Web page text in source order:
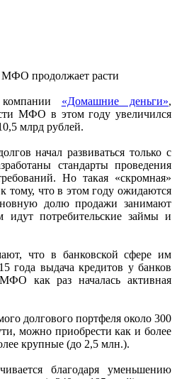
компании «Домашние деньги»,
МФО в этом году увеличился
млрд рублей.
начал развиваться только с
стандарты проведения
Но такая «скромная»
тому, что в этом году ожидаются
долю продажи занимают
идут потребительские займы и
что в банковской сфере им
года выдача кредитов у банков
как раз началась активная
долгового портфеля около 300
можно приобрести как и более
крупные (до 2,5 млн.).
благодаря уменьшению